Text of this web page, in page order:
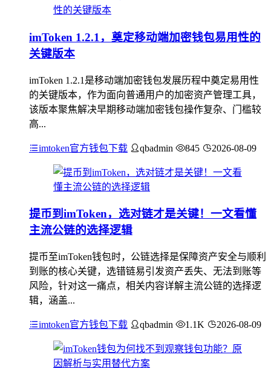
imToken 1.2.1，奠定移动端加密钱包易用性的
关键版本
imToken 1.2.1是移动端加密钱包发展历程中奠定易用性
的关键版本，作为面向普通用户的加密资产管理工具，
该版本聚焦解决早期移动端加密钱包操作复杂、门槛较
高...
imtoken官方钱包下载 qbadmin 845 2026-08-09
提币到imToken，选对链才是关键！一文看懂
主流公链的选择逻辑
提币至imToken钱包时，公链选择是保障资产安全与顺利
到账的核心关键，选错链易引发资产丢失、无法到账等
风险，针对这一痛点，相关内容详解主流公链的选择逻
辑，涵盖...
imtoken官方钱包下载 qbadmin 1.1K 2026-08-09